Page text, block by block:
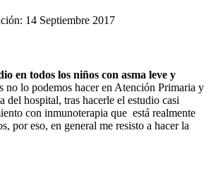
14 Septiembre 2017
en todos los niños con asma leve y
no lo podemos hacer en Atención Primaria y
del hospital, tras hacerle el estudio casi
con inmunoterapia que está realmente
por eso, en general me resisto a hacer la